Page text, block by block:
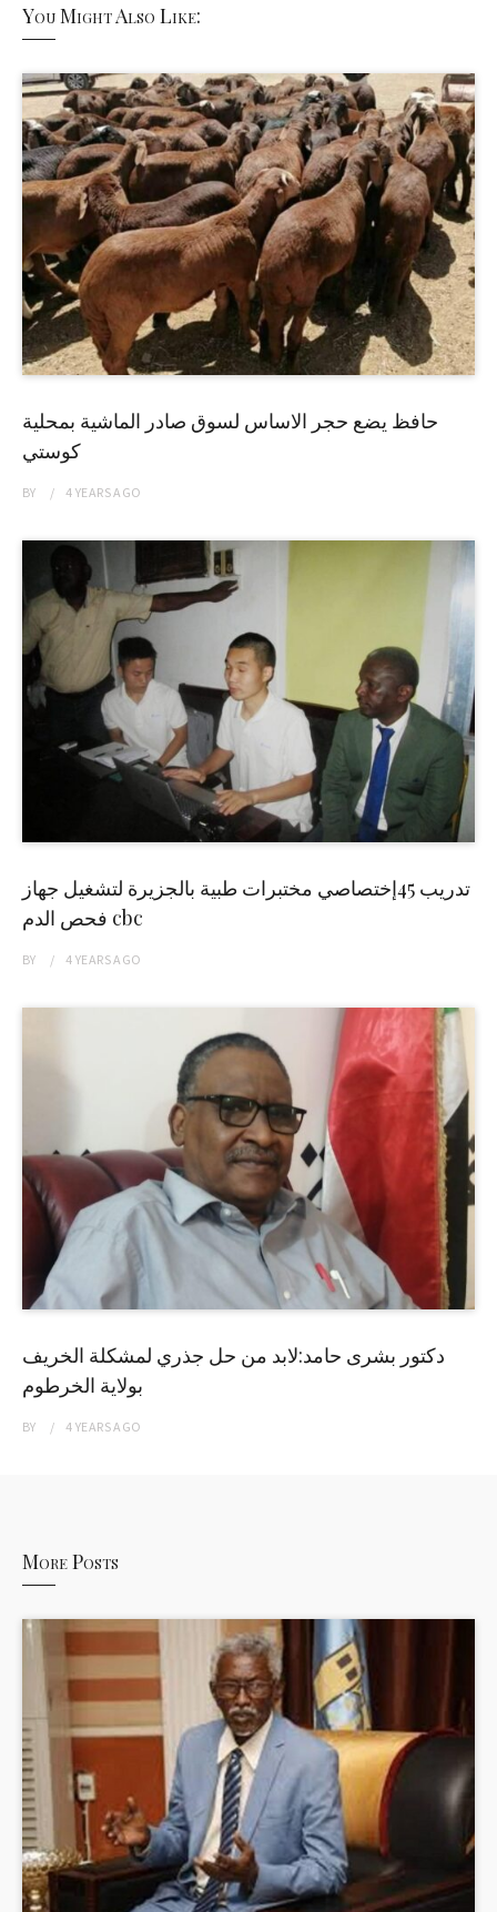
You Might Also Like:
حافظ يضع حجر الاساس لسوق صادر الماشية بمحلية
كوستي
BY 4 YEARSAGO
تدريب 45إختصاصي مختبرات طبية بالجزيرة لتشغيل جهاز
فحص الدم cbc
BY 4 YEARSAGO
دكتور بشرى حامد:لابد من حل جذري لمشكلة الخريف
بولاية الخرطوم
BY 4 YEARSAGO
More Posts